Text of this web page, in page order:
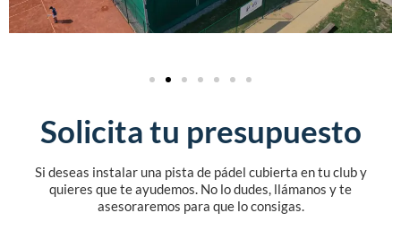
Solicita tu presupuesto
Si deseas instalar una pista de pádel cubierta en tu club y
quieres que te ayudemos. No lo dudes, llámanos y te
asesoraremos para que lo consigas.